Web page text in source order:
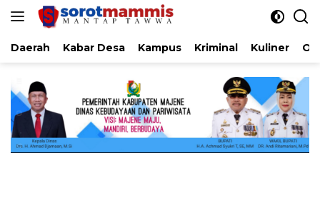
Langsung
Daerah Kabar Desa Kampus Kriminal Kuliner